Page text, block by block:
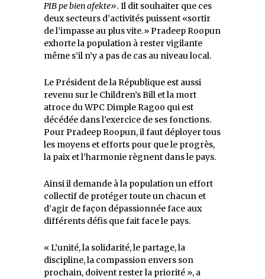
PIB pe bien afekte». Il dit souhaiter que ces
deux secteurs d’activités puissent «sortir
de l’impasse au plus vite.» Pradeep Roopun
exhorte la population à rester vigilante
même s’il n’y a pas de cas au niveau local.
Le Président de la République est aussi
revenu sur le Children’s Bill et la mort
atroce du WPC Dimple Ragoo qui est
décédée dans l’exercice de ses fonctions.
Pour Pradeep Roopun, il faut déployer tous
les moyens et efforts pour que le progrès,
la paix et l’harmonie règnent dans le pays.
Ainsi il demande à la population un effort
collectif de protéger toute un chacun et
d’agir de façon dépassionnée face aux
différents défis que fait face le pays.
« L’unité, la solidarité, le partage, la
discipline, la compassion envers son
prochain, doivent rester la priorité », a